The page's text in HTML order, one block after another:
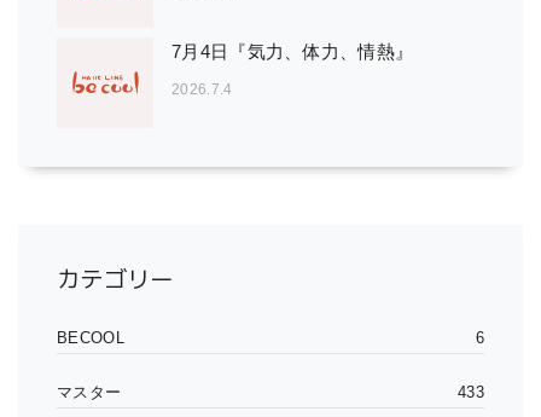
7月4日『気力、体力、情熱』
2026.7.4
カテゴリー
BECOOL 6
マスター 433